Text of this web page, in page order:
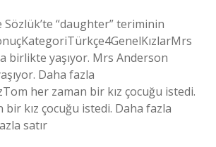
“daughter” teriminin
birlikte yaşıyor. Mrs Anderson
Daha fazla
her zaman bir kız çocuğu istedi.
kız çocuğu istedi. Daha fazla
satır